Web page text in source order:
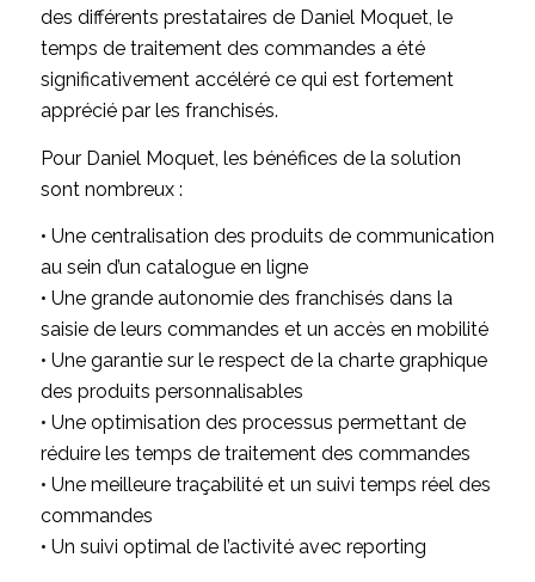
des différents prestataires de Daniel Moquet, le
temps de traitement des commandes a été
significativement accéléré ce qui est fortement
apprécié par les franchisés.
Pour Daniel Moquet, les bénéfices de la solution
sont nombreux :
• Une centralisation des produits de communication
au sein d’un catalogue en ligne
• Une grande autonomie des franchisés dans la
saisie de leurs commandes et un accès en mobilité
• Une garantie sur le respect de la charte graphique
des produits personnalisables
• Une optimisation des processus permettant de
réduire les temps de traitement des commandes
• Une meilleure traçabilité et un suivi temps réel des
commandes
• Un suivi optimal de l’activité avec reporting